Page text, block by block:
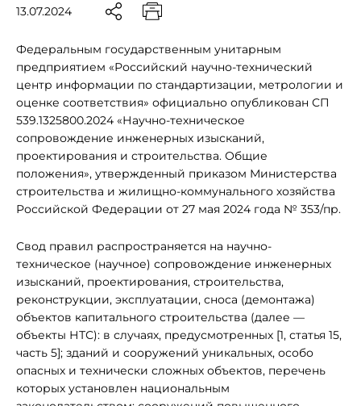
13.07.2024
Федеральным государственным унитарным
предприятием «Российский научно-технический
центр информации по стандартизации, метрологии и
оценке соответствия» официально опубликован СП
539.1325800.2024 «Научно-техническое
сопровождение инженерных изысканий,
проектирования и строительства. Общие
положения», утвержденный приказом Министерства
строительства и жилищно-коммунального хозяйства
Российской Федерации от 27 мая 2024 года № 353/пр.
Свод правил распространяется на научно-
техническое (научное) сопровождение инженерных
изысканий, проектирования, строительства,
реконструкции, эксплуатации, сноса (демонтажа)
объектов капитального строительства (далее —
объекты НТС): в случаях, предусмотренных [1, статья 15,
часть 5]; зданий и сооружений уникальных, особо
опасных и технически сложных объектов, перечень
которых установлен национальным